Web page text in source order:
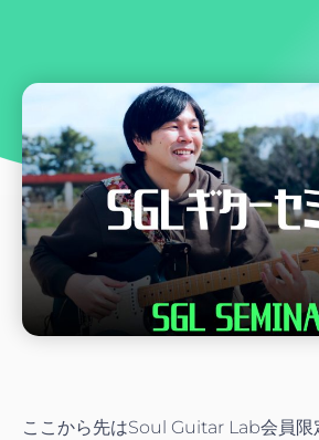
ここから先はSoul Guitar Lab会員限